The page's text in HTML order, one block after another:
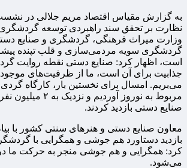
به گزارش مقیاس اقتصاد مریم جلالی در
نظارت بر تحقق سند راهبردی توسعه
وزارت میراث فرهنگی، گردشگری و صنایع دستی
گردشگری سویه مردمی‌سازی و قلب تپنده
است، اظهار کرد: صنایع دستی نقطه روایت
جذابیت برای آن است، ما از ظرفیت‌های موجود
می‌بریم. امسال برای نخستین بار، کارگاه
مربوط به نوروز آوردیم و
صنایع دستی بازدید کردند.
معاون صنایع دستی و هنرهای سنتی کشور با
بازدید دستاورد هم جوشی و همگرایی با
کرد: همگرایی و هم جوشی منجر به حرکت ما
می‌شود.